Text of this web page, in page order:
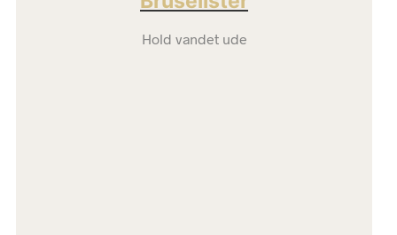
Hold vandet ude